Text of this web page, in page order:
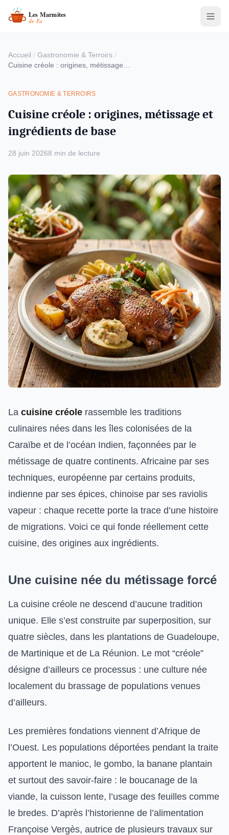
Accueil / Gastronomie & Terroirs /
GASTRONOMIE & TERROIRS
Cuisine créole : origines, métissage et
ingrédients de base
28 juin 20268 min de lecture
La cuisine créole rassemble les traditions
culinaires nées dans les îles colonisées de la
Caraïbe et de l’océan Indien, façonnées par le
métissage de quatre continents. Africaine par ses
techniques, européenne par certains produits,
indienne par ses épices, chinoise par ses raviolis
vapeur : chaque recette porte la trace d’une histoire
de migrations. Voici ce qui fonde réellement cette
cuisine, des origines aux ingrédients.
Une cuisine née du métissage forcé
La cuisine créole ne descend d’aucune tradition
unique. Elle s’est construite par superposition, sur
quatre siècles, dans les plantations de Guadeloupe,
de Martinique et de La Réunion. Le mot “créole”
désigne d’ailleurs ce processus : une culture née
localement du brassage de populations venues
d’ailleurs.
Les premières fondations viennent d’Afrique de
l’Ouest. Les populations déportées pendant la traite
apportent le manioc, le gombo, la banane plantain
et surtout des savoir-faire : le boucanage de la
viande, la cuisson lente, l’usage des feuilles comme
le bredes. D’après l’historienne de l’alimentation
Françoise Vergès, autrice de plusieurs travaux sur